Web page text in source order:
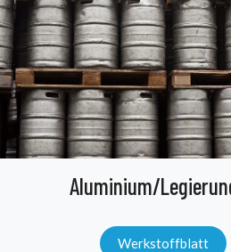
Aluminium/
Werkstoffblatt